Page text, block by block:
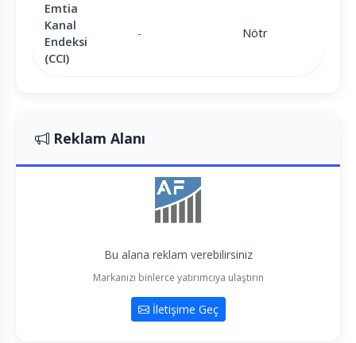
Emtia
Kanal
Endeksi
(CCI)
- Nötr
Reklam Alanı
Bu alana reklam verebilirsiniz
Markanızı binlerce yatırımcıya ulaştırın
İletişime Geç